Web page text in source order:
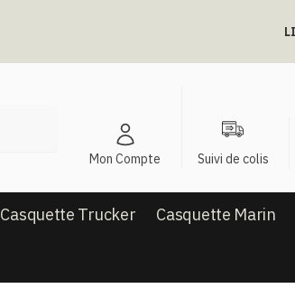
Mon Compte Suivi de colis
Casquette Trucker Casquette Marin